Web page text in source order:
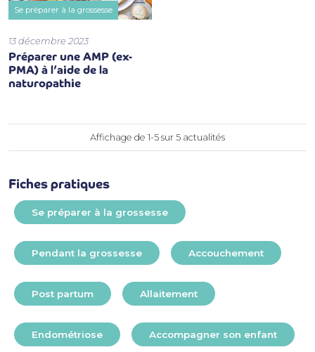
Se préparer à la grossesse
13 décembre 2023
Préparer une AMP (ex-
PMA) à l’aide de la
naturopathie
Affichage de 1-5 sur 5 actualités
Fiches pratiques
Se préparer à la grossesse
Pendant la grossesse Accouchement
Post partum Allaitement
Endométriose Accompagner son enfant